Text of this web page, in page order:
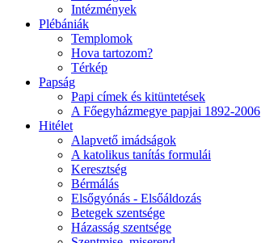
Intézmények
Plébániák
Templomok
Hova tartozom?
Térkép
Papság
Papi címek és kitüntetések
A Főegyházmegye papjai 1892-2006
Hitélet
Alapvető imádságok
A katolikus tanítás formulái
Keresztség
Bérmálás
Elsőgyónás - Elsőáldozás
Betegek szentsége
Házasság szentsége